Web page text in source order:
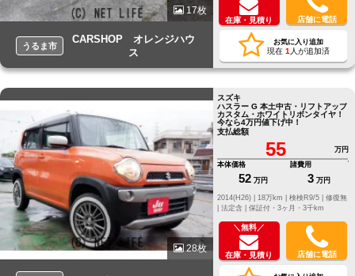
17枚
うるま市
CARSHOP オレンジハウ
ス
在庫・見積り 店舗に電話
お気に入り追加
現在 1 人が追加済
28枚
スズキ
ハスラー G 本土中古・リフトアップ
カスタム・ホワイトリボンタイヤ！
今なら4万円値下げ中！
支払総額
55
万円
本体価格
52 万円
諸費用
3 万円
修復無
法定含 | 保証付・3ヶ月・3千km
＼無料／
在庫・見積り 店舗に電話